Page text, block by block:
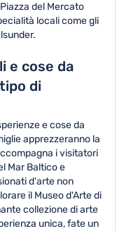
del Mercato
locali come gli
e cose da
di
e cose da
apprezzeranno la
i visitatori
Mar Baltico e
d'arte non
il Museo d'Arte di
collezione di arte
unica, fate un